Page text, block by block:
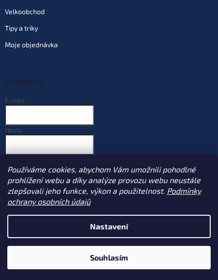
Používáme cookies, abychom Vám umožnili pohodlné
prohlížení webu a díky analýze provozu webu neustále
zlepšovali jeho funkce, výkon a použitelnost. Podmínky
ochrany osobních údajů
Nastavení
Souhlasím
Velkoobchod
Tipy a triky
Moje objednávka
Přihlášení
E-mail
Heslo
Nová registrace
Zapomenuté heslo
nastavení cookies